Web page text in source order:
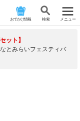
おでかけ情報 検 索 メニュー
ット】
とみらいフェスティバ